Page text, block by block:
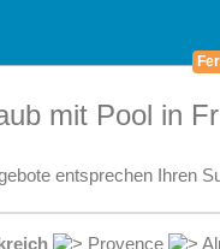
mit Pool in
entsprechen Ihren
Provence